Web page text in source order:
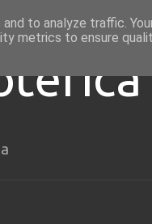
to analyze traffic.
metrics to ensure